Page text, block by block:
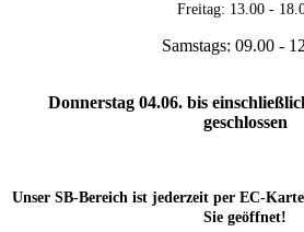
Freitag: 13.00 -
Samstags: 09.00 -
Donnerstag 04.06. bis
geschlossen
Unser SB-Bereich ist jederzeit per EC-
Sie geöffnet!